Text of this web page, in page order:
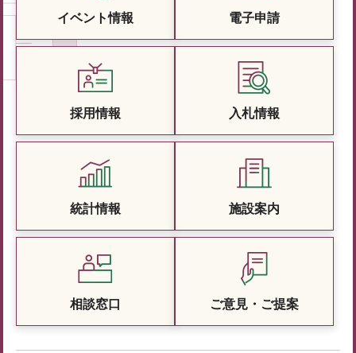
イベント情報 電子申請
採用情報 入札情報
統計情報 施設案内
相談窓口 ご意見・ご提案